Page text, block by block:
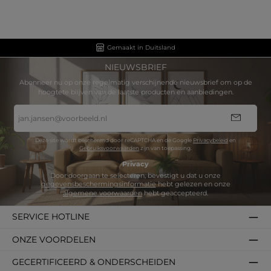
Gemaakt in Duitsland
NIEUWSBRIEF
Abonneer nu op onze regelmatig verschijnende nieuwsbrief om op de
hoogtete blijven van de laatste producten en aanbiedingen.
mailadres
*
Deze site wordt beschermd door reCAPTCHA en de Google Privacybeleid en
Gebruiksvoorwaarden zijn van toepassing.
Privacy
gegevensbeschermingsinformatie
algemene voorwaardenhebt geaccepteerd.
SERVICE HOTLINE
GECERTIFICEERD & ONDERSCHEIDEN
ONZE VOORDELEN